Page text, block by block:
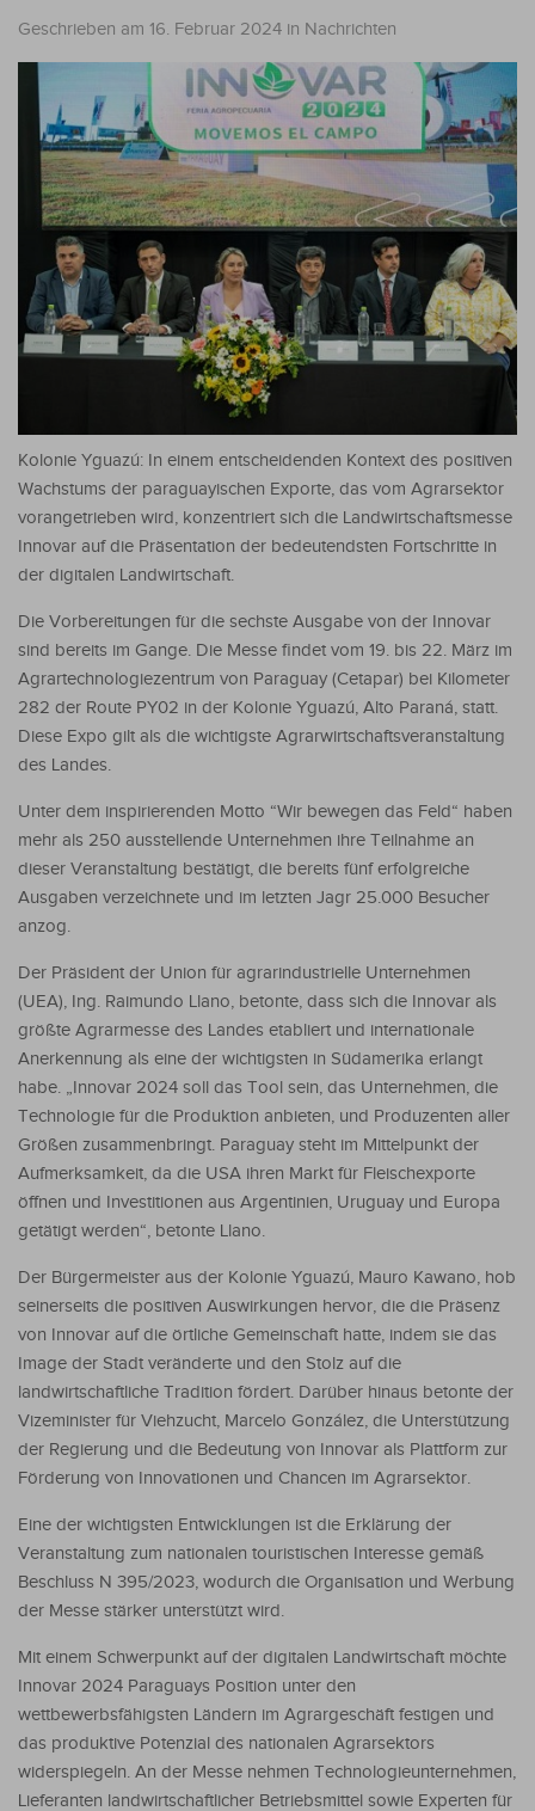
Geschrieben am 16. Februar 2024 in Nachrichten
Kolonie Yguazú: In einem entscheidenden Kontext des positiven
Wachstums der paraguayischen Exporte, das vom Agrarsektor
vorangetrieben wird, konzentriert sich die Landwirtschaftsmesse
Innovar auf die Präsentation der bedeutendsten Fortschritte in
der digitalen Landwirtschaft.
Die Vorbereitungen für die sechste Ausgabe von der Innovar
sind bereits im Gange. Die Messe findet vom 19. bis 22. März im
Agrartechnologiezentrum von Paraguay (Cetapar) bei Kilometer
282 der Route PY02 in der Kolonie Yguazú, Alto Paraná, statt.
Diese Expo gilt als die wichtigste Agrarwirtschaftsveranstaltung
des Landes.
Unter dem inspirierenden Motto “Wir bewegen das Feld“ haben
mehr als 250 ausstellende Unternehmen ihre Teilnahme an
dieser Veranstaltung bestätigt, die bereits fünf erfolgreiche
Ausgaben verzeichnete und im letzten Jagr 25.000 Besucher
anzog.
Der Präsident der Union für agrarindustrielle Unternehmen
(UEA), Ing. Raimundo Llano, betonte, dass sich die Innovar als
größte Agrarmesse des Landes etabliert und internationale
Anerkennung als eine der wichtigsten in Südamerika erlangt
habe. „Innovar 2024 soll das Tool sein, das Unternehmen, die
Technologie für die Produktion anbieten, und Produzenten aller
Größen zusammenbringt. Paraguay steht im Mittelpunkt der
Aufmerksamkeit, da die USA ihren Markt für Fleischexporte
öffnen und Investitionen aus Argentinien, Uruguay und Europa
getätigt werden“, betonte Llano.
Der Bürgermeister aus der Kolonie Yguazú, Mauro Kawano, hob
seinerseits die positiven Auswirkungen hervor, die die Präsenz
von Innovar auf die örtliche Gemeinschaft hatte, indem sie das
Image der Stadt veränderte und den Stolz auf die
landwirtschaftliche Tradition fördert. Darüber hinaus betonte der
Vizeminister für Viehzucht, Marcelo González, die Unterstützung
der Regierung und die Bedeutung von Innovar als Plattform zur
Förderung von Innovationen und Chancen im Agrarsektor.
Eine der wichtigsten Entwicklungen ist die Erklärung der
Veranstaltung zum nationalen touristischen Interesse gemäß
Beschluss N 395/2023, wodurch die Organisation und Werbung
der Messe stärker unterstützt wird.
Mit einem Schwerpunkt auf der digitalen Landwirtschaft möchte
Innovar 2024 Paraguays Position unter den
wettbewerbsfähigsten Ländern im Agrargeschäft festigen und
das produktive Potenzial des nationalen Agrarsektors
widerspiegeln. An der Messe nehmen Technologieunternehmen,
Lieferanten landwirtschaftlicher Betriebsmittel sowie Experten für